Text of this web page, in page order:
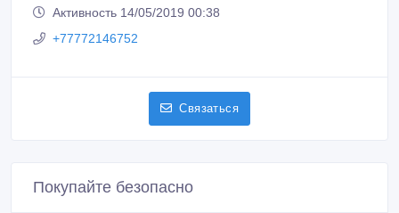
Активность 14/05/2019 00:38
+77772146752
Связаться
Покупайте безопасно